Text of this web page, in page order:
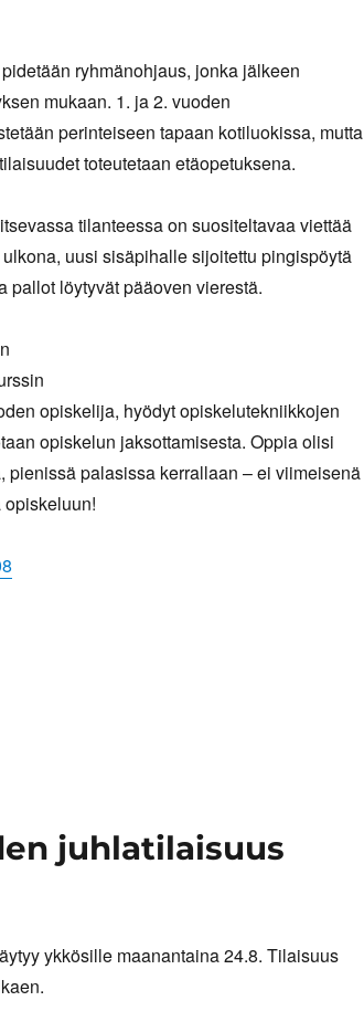
ryhmänohjaus, jonka jälkeen
mukaan. 1. ja 2. vuoden
perinteiseen tapaan kotiluokissa, mutta
toteutetaan etäopetuksena.
tilanteessa on suositeltavaa viettää
uusi sisäpihalle sijoitettu pingispöytä
pallot löytyvät pääoven vierestä.
opiskelija, hyödyt opiskelutekniikkojen
opiskelun jaksottamisesta. Oppia olisi
pienissä palasissa kerrallaan – ei viimeisenä
opiskeluun!
juhlatilaisuus
ykkösille maanantaina 24.8. Tilaisuus